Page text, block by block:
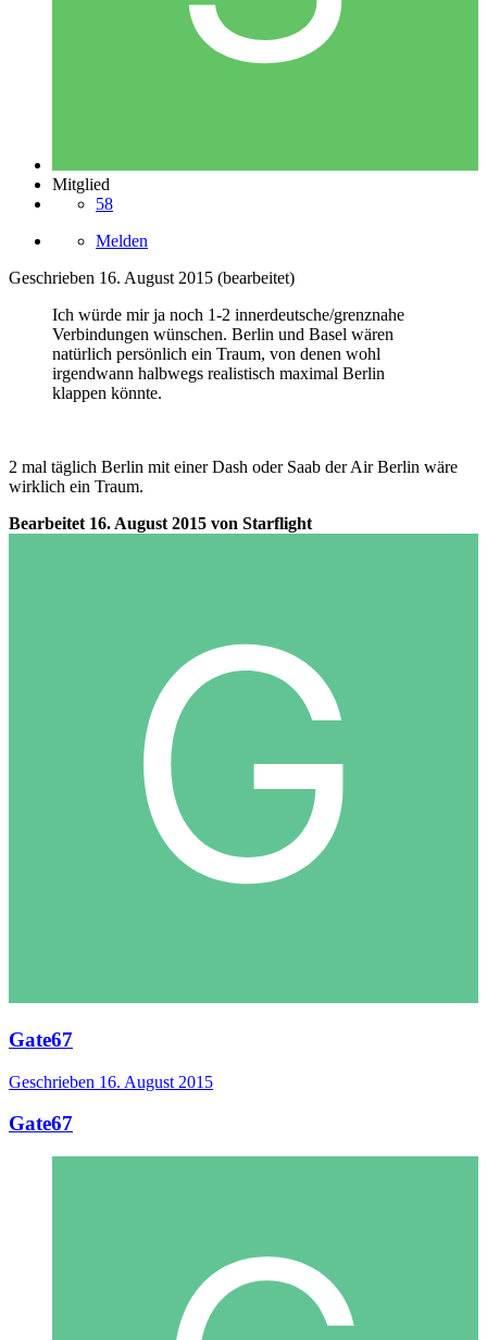
Mitglied
58
Melden
Geschrieben 16. August 2015 (bearbeitet)
Ich würde mir ja noch 1-2 innerdeutsche/grenznahe
Verbindungen wünschen. Berlin und Basel wären
natürlich persönlich ein Traum, von denen wohl
irgendwann halbwegs realistisch maximal Berlin
klappen könnte.
2 mal täglich Berlin mit einer Dash oder Saab der Air Berlin wäre
wirklich ein Traum.
Bearbeitet 16. August 2015 von Starflight
Gate67
Geschrieben 16. August 2015
Gate67